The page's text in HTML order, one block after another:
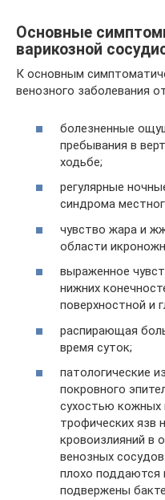
Основные
варикозной
К основным
венозного заболевания
болезненные
пребывания в
ходьбе;
регулярные
синдрома
чувство жара и
области
выраженное
нижних
поверхностной и
распирающая
время суток;
патологические
покровного
сухостью кожных
трофических язв
кровоизлияний в
венозных
плохо поддаются
подвержены